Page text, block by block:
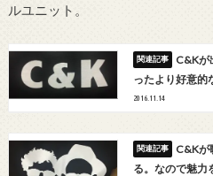
ルユニット。
C&Kが
ったより好意的
2016.11.14
C&Kが
る。なので魅力